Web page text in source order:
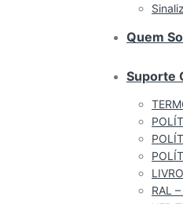
Quem
Suporte
RAL